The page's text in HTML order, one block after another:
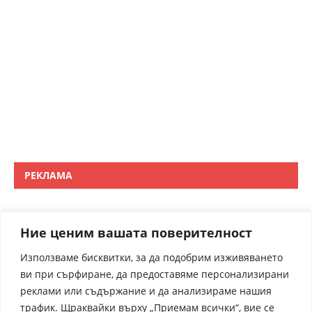
Ние ценим вашата поверителност
Използваме бисквитки, за да подобрим изживяването
ви при сърфиране, да предоставяме персонализирани
реклами или съдържание и да анализираме нашия
трафик. Щраквайки върху „Приемам всички“, вие се
РЕКЛАМА